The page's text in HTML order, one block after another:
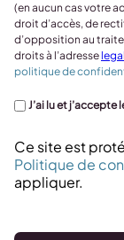
(en aucun cas votre
droit d’accès, de
d’opposition au
droits à l’adresse
politique de
J’ai lu et j’accepte
Ce site est
Politique de
appliquer.